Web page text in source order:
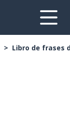
Libro de frases